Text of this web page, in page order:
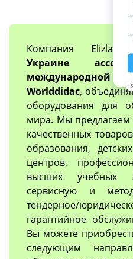
Компания
Украине
Worlddidac,
оборудования для
мира. Мы предлагаем
качественных
образования,
центров,
высших учебных
сервисную и
тендерное/
гарантийное
Вы можете
следующим